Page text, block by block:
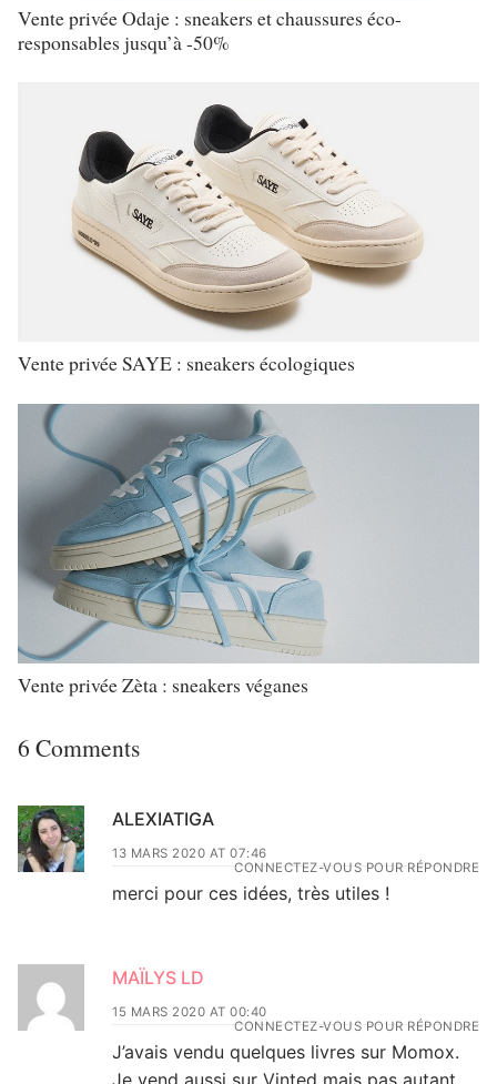
Vente privée Odaje : sneakers et chaussures éco-
responsables jusqu’à -50%
Vente privée SAYE : sneakers écologiques
Vente privée Zèta : sneakers véganes
6 Comments
ALEXIATIGA
13 MARS 2020 AT 07:46
CONNECTEZ-VOUS POUR RÉPONDRE
merci pour ces idées, très utiles !
MAÏLYS LD
15 MARS 2020 AT 00:40
CONNECTEZ-VOUS POUR RÉPONDRE
J’avais vendu quelques livres sur Momox.